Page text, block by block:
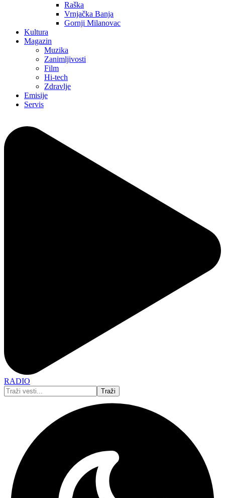
Raška
Vrnjačka Banja
Gornji Milanovac
Kultura
Magazin
Muzika
Zanimljivosti
Film
Hi-tech
Zdravlje
Emisije
Servis
RADIO